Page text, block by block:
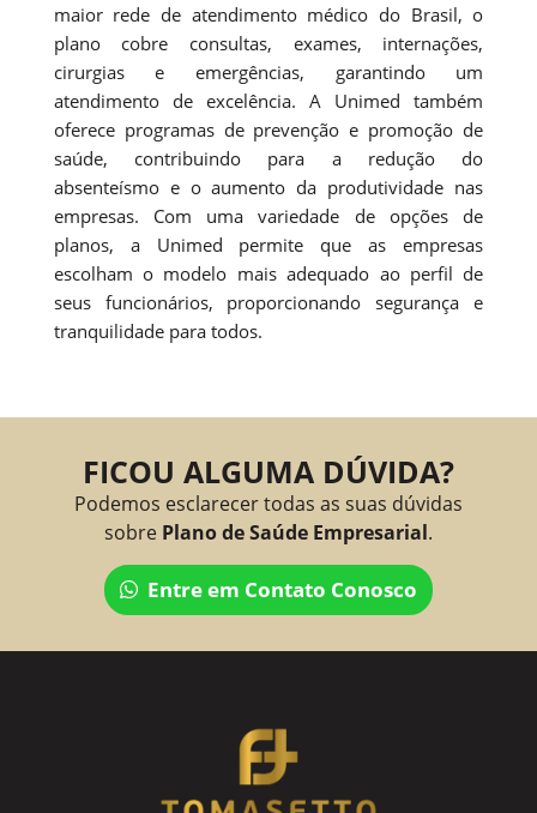
maior rede de atendimento médico do Brasil, o
plano cobre consultas, exames, internações,
cirurgias e emergências, garantindo um
atendimento de excelência. A Unimed também
oferece programas de prevenção e promoção de
saúde, contribuindo para a redução do
absenteísmo e o aumento da produtividade nas
empresas. Com uma variedade de opções de
planos, a Unimed permite que as empresas
escolham o modelo mais adequado ao perfil de
seus funcionários, proporcionando segurança e
tranquilidade para todos.
FICOU ALGUMA DÚVIDA?
Podemos esclarecer todas as suas dúvidas
sobre Plano de Saúde Empresarial.
Entre em Contato Conosco